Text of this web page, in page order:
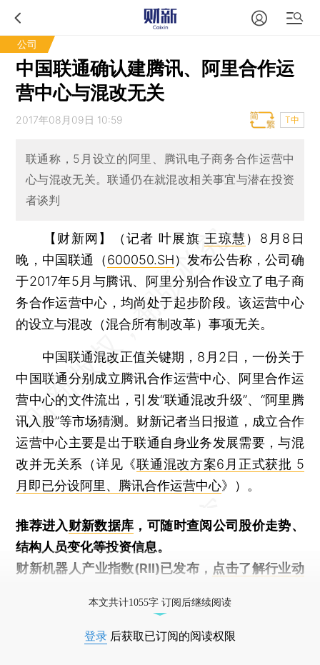
公司
中国联通确认建腾讯、阿里合作运
营中心与混改无关
2017年08月09日 10:59 T中
联通称，5月设立的阿里、腾讯电子商务合作运营中
心与混改无关。联通仍在就混改相关事宜与潜在投资
者谈判
【财新网】（记者 叶展旗 王琼慧 ） 8月8日
晚，中国联通（600050.SH）发布公告称，公司确
于2017年5月与腾讯、阿里分别合作设立了电子商
务合作运营中心，均尚处于起步阶段。该运营中心
的设立与混改（混合所有制改革）事项无关。
中国联通混改正值关键期，8月2日，一份关于
中国联通分别成立腾讯合作运营中心、阿里合作运
营中心的文件流出，引发“联通混改升级”、“阿里腾
讯入股”等市场猜测。财新记者当日报道，成立合作
运营中心主要是出于联通自身业务发展需要，与混
改并无关系（详见《联通混改方案6月正式获批 5
月即已分设阿里、腾讯合作运营中心》）。
推荐进入财新数据库 ，可随时查阅公司股价走势、
结构人员变化等投资信息。
财新机器人产业指数(RII)已发布， 点击了解行业动
本文共计1055字 订阅后继续阅读
登录 后获取已订阅的阅读权限